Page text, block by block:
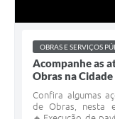
OBRAS E SERVIÇOS
Acompanhe as
Obras na
Confira algumas
de Obras, nesta